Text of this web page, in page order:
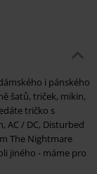
i pánského
šatů, triček, mikin,
tričko s
AC / DC, Disturbed
The Nightmare
jiného - máme pro